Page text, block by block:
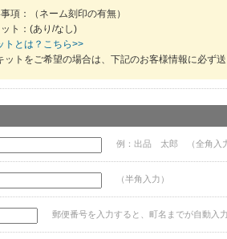
項：（ネーム刻印の有無）
ト：(あり/なし)
トとは？こちら>>
トをご希望の場合は、下記のお客様情報に必ず
例：出品 太郎 （全角入力
（半角入力）
郵便番号を入力すると、町名までが自動入